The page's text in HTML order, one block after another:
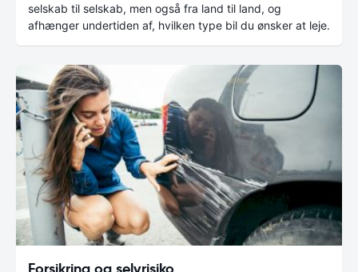
selskab til selskab, men også fra land til land, og
afhænger undertiden af, hvilken type bil du ønsker at leje.